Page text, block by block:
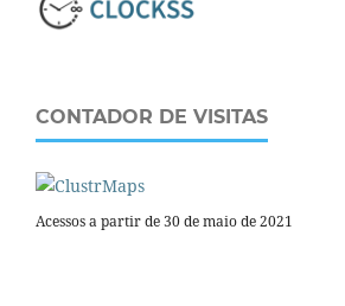
CONTADOR DE VISITAS
Acessos a partir de 30 de maio de 2021